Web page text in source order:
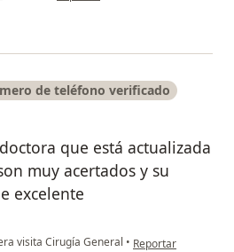
de teléfono verificado
que está actualizada
muy acertados y su
excelente
visita Cirugía General • en opinión del
Reportar